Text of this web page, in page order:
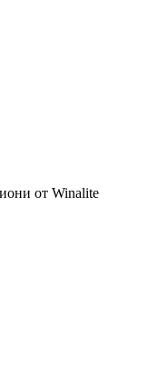
от Winalite